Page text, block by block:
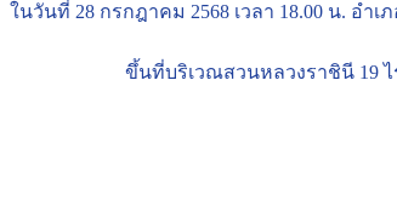
ในวันที่ 28 กรกฎาคม 2568 เวลา 18.00 น. อ
ขึ้นที่บริเวณสวนหลวงราชินี 19